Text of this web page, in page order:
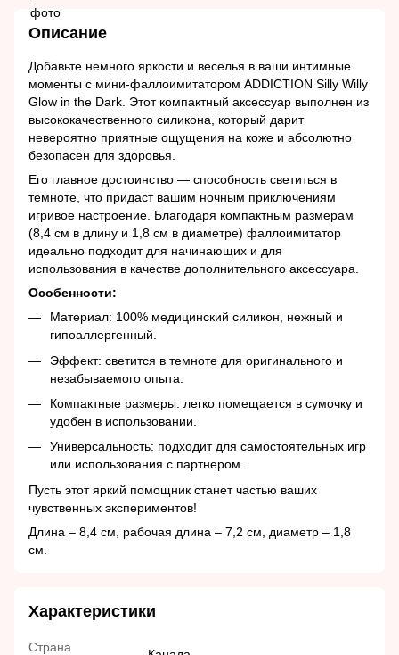
Описание
Добавьте немного яркости и веселья в ваши интимные
моменты с мини-фаллоимитатором ADDICTION Silly Willy
Glow in the Dark. Этот компактный аксессуар выполнен из
высококачественного силикона, который дарит
невероятно приятные ощущения на коже и абсолютно
безопасен для здоровья.
Его главное достоинство — способность светиться в
темноте, что придаст вашим ночным приключениям
игривое настроение. Благодаря компактным размерам
(8,4 см в длину и 1,8 см в диаметре) фаллоимитатор
идеально подходит для начинающих и для
использования в качестве дополнительного аксессуара.
Особенности:
Материал: 100% медицинский силикон, нежный и
гипоаллергенный.
Эффект: светится в темноте для оригинального и
незабываемого опыта.
Компактные размеры: легко помещается в сумочку и
удобен в использовании.
Универсальность: подходит для самостоятельных игр
или использования с партнером.
Пусть этот яркий помощник станет частью ваших
чувственных экспериментов!
Длина – 8,4 см, рабочая длина – 7,2 см, диаметр – 1,8
см.
Характеристики
Страна